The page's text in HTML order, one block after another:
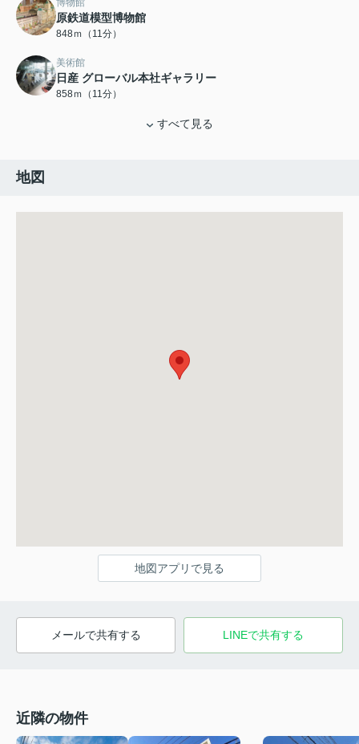
博物館
原鉄道模型博物館
848ｍ（11分）
美術館
日産 グローバル本社ギャラリー
858ｍ（11分）
すべて見る
地図
地図アプリで見る
メールで共有する LINEで共有する
近隣の物件